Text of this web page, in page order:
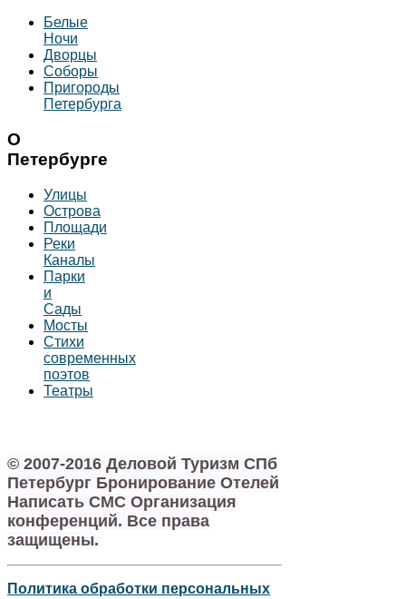
Белые
Ночи
Дворцы
Соборы
Пригороды
Петербурга
О
Петербурге
Улицы
Острова
Площади
Реки
Каналы
Парки
и
Сады
Мосты
Стихи
современных
поэтов
Театры
© 2007-2016 Деловой Туризм СПб
Петербург Бронирование Отелей
Написать СМС Организация
конференций. Все права
защищены.
Политика обработки персональных